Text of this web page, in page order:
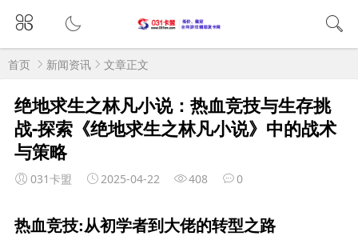
首页 新闻资讯 文章正文
绝地求生之林凡小说：热血竞技与生存挑
战-探索《绝地求生之林凡小说》中的战术
与策略
031卡盟 2025-04-22 408 0
热血竞技:从初学者到大佬的转型之路